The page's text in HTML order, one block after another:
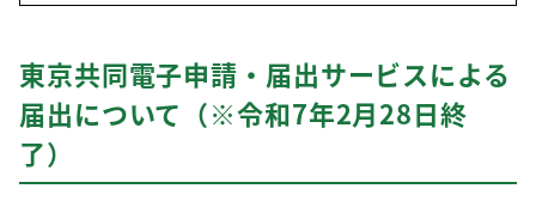
東京共同電子申請・届出サービスによる
届出について（※令和7年2月28日終
了）